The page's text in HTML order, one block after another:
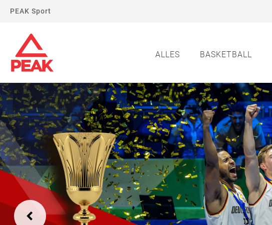
PEAK Sport
ALLES BASKETBALL
Previous